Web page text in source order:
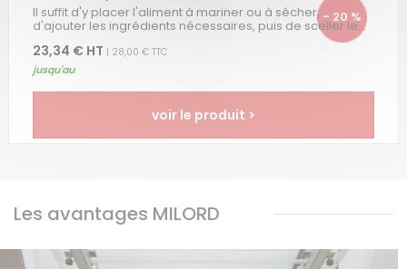
- 20 %
Il suffit d'y placer l'aliment à mariner ou à sécher,
d'ajouter les ingrédients nécessaires, puis de sceller le...
23,34 € HT | 28,00 € TTC
jusqu'au
voir le produit >
Les avantages MILORD